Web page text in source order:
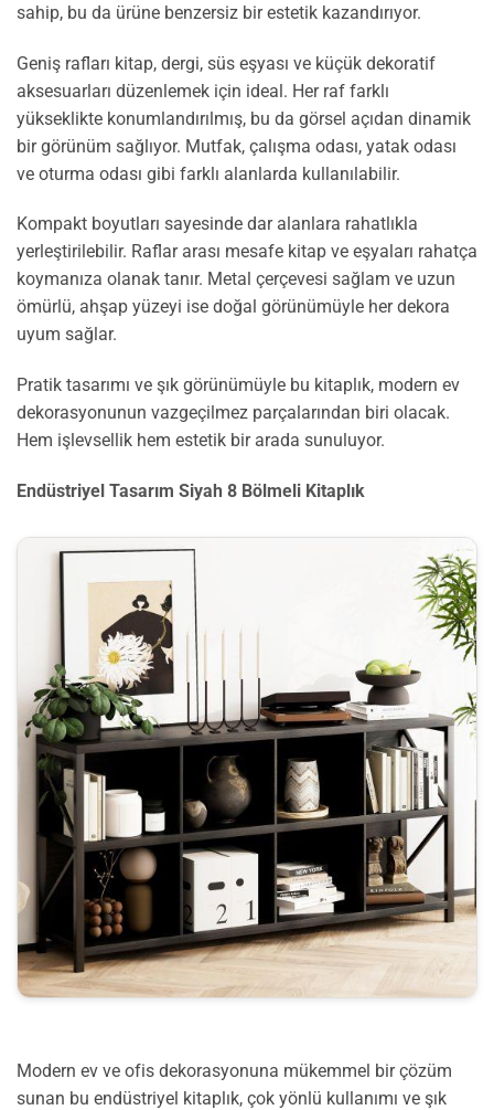
sahip, bu da ürüne benzersiz bir estetik kazandırıyor.
Geniş rafları kitap, dergi, süs eşyası ve küçük dekoratif
aksesuarları düzenlemek için ideal. Her raf farklı
yükseklikte konumlandırılmış, bu da görsel açıdan dinamik
bir görünüm sağlıyor. Mutfak, çalışma odası, yatak odası
ve oturma odası gibi farklı alanlarda kullanılabilir.
Kompakt boyutları sayesinde dar alanlara rahatlıkla
yerleştirilebilir. Raflar arası mesafe kitap ve eşyaları rahatça
koymanıza olanak tanır. Metal çerçevesi sağlam ve uzun
ömürlü, ahşap yüzeyi ise doğal görünümüyle her dekora
uyum sağlar.
Pratik tasarımı ve şık görünümüyle bu kitaplık, modern ev
dekorasyonunun vazgeçilmez parçalarından biri olacak.
Hem işlevsellik hem estetik bir arada sunuluyor.
Endüstriyel Tasarım Siyah 8 Bölmeli Kitaplık
Modern ev ve ofis dekorasyonuna mükemmel bir çözüm
sunan bu endüstriyel kitaplık, çok yönlü kullanımı ve şık